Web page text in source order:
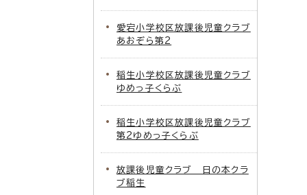
愛宕小学校区放課後児童クラブ
あおぞら第2
稲生小学校区放課後児童クラブ
ゆめっ子くらぶ
稲生小学校区放課後児童クラブ
第2ゆめっ子くらぶ
放課後児童クラブ 日の本クラ
ブ稲生